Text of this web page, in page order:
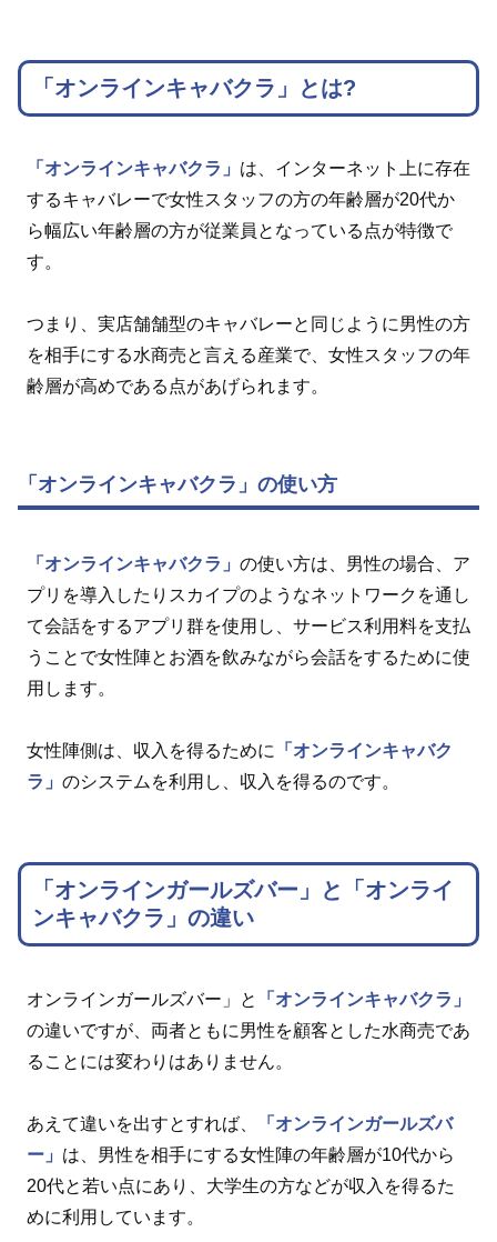
「オンラインキャバクラ」とは?
「オンラインキャバクラ」 は、インターネット上に存在
するキャバレーで女性スタッフの方の年齢層が20代か
ら幅広い年齢層の方が従業員となっている点が特徴で
す。
つまり、実店舗舗型のキャバレーと同じように男性の方
を相手にする水商売と言える産業で、女性スタッフの年
齢層が高めである点があげられます。
「オンラインキャバクラ」の使い方
「オンラインキャバクラ」 の使い方は、男性の場合、ア
プリを導入したりスカイプのようなネットワークを通し
て会話をするアプリ群を使用し、サービス利用料を支払
うことで女性陣とお酒を飲みながら会話をするために使
用します。
女性陣側は、収入を得るために
「オンラインキャバク
ラ」 のシステムを利用し、収入を得るのです。
「オンラインガールズバー」と「オンライ
ンキャバクラ」の違い
オンラインガールズバー」と
「オンラインキャバクラ」
の違いですが、両者ともに男性を顧客とした水商売であ
ることには変わりはありません。
あえて違いを出すとすれば、
「オンラインガールズバ
ー」 は、男性を相手にする女性陣の年齢層が10代から
20代と若い点にあり、大学生の方などが収入を得るた
めに利用しています。